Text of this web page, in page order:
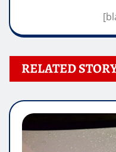
RELATED